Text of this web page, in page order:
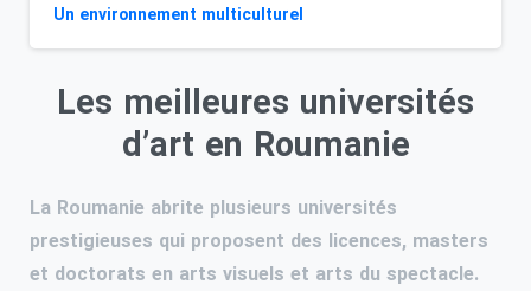
Un environnement multiculturel
Les meilleures universités
d’art en Roumanie
La Roumanie abrite plusieurs universités
prestigieuses qui proposent des licences, masters
et doctorats en arts visuels et arts du spectacle.